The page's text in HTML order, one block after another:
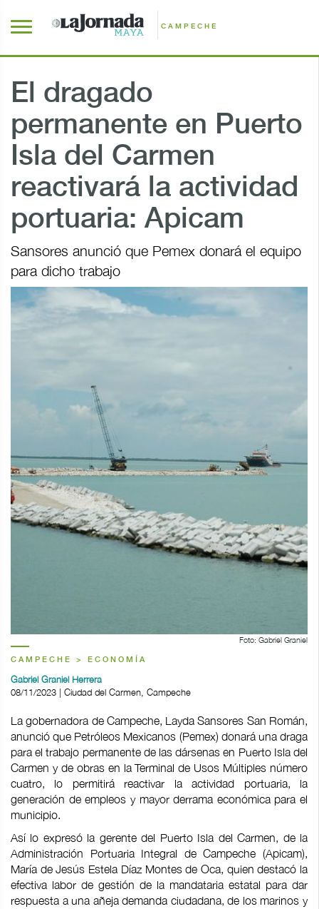
CAMPECHE
El dragado
permanente en Puerto
Isla del Carmen
reactivará la actividad
portuaria: Apicam
Sansores anunció que Pemex donará el equipo
para dicho trabajo
Foto: Gabriel Graniel
CAMPECHE > ECONOMÍA
Gabriel Graniel Herrera
08/11/2023 | Ciudad del Carmen, Campeche
La gobernadora de Campeche, Layda Sansores San Román,
anunció que Petróleos Mexicanos (Pemex) donará una draga
para el trabajo permanente de las dársenas en Puerto Isla del
Carmen y de obras en la Terminal de Usos Múltiples número
cuatro, lo permitirá reactivar la actividad portuaria, la
generación de empleos y mayor derrama económica para el
municipio.
Así lo expresó la gerente del Puerto Isla del Carmen, de la
Administración Portuaria Integral de Campeche (Apicam),
María de Jesús Estela Díaz Montes de Oca, quien destacó la
efectiva labor de gestión de la mandataria estatal para dar
respuesta a una añeja demanda ciudadana, de los marinos y